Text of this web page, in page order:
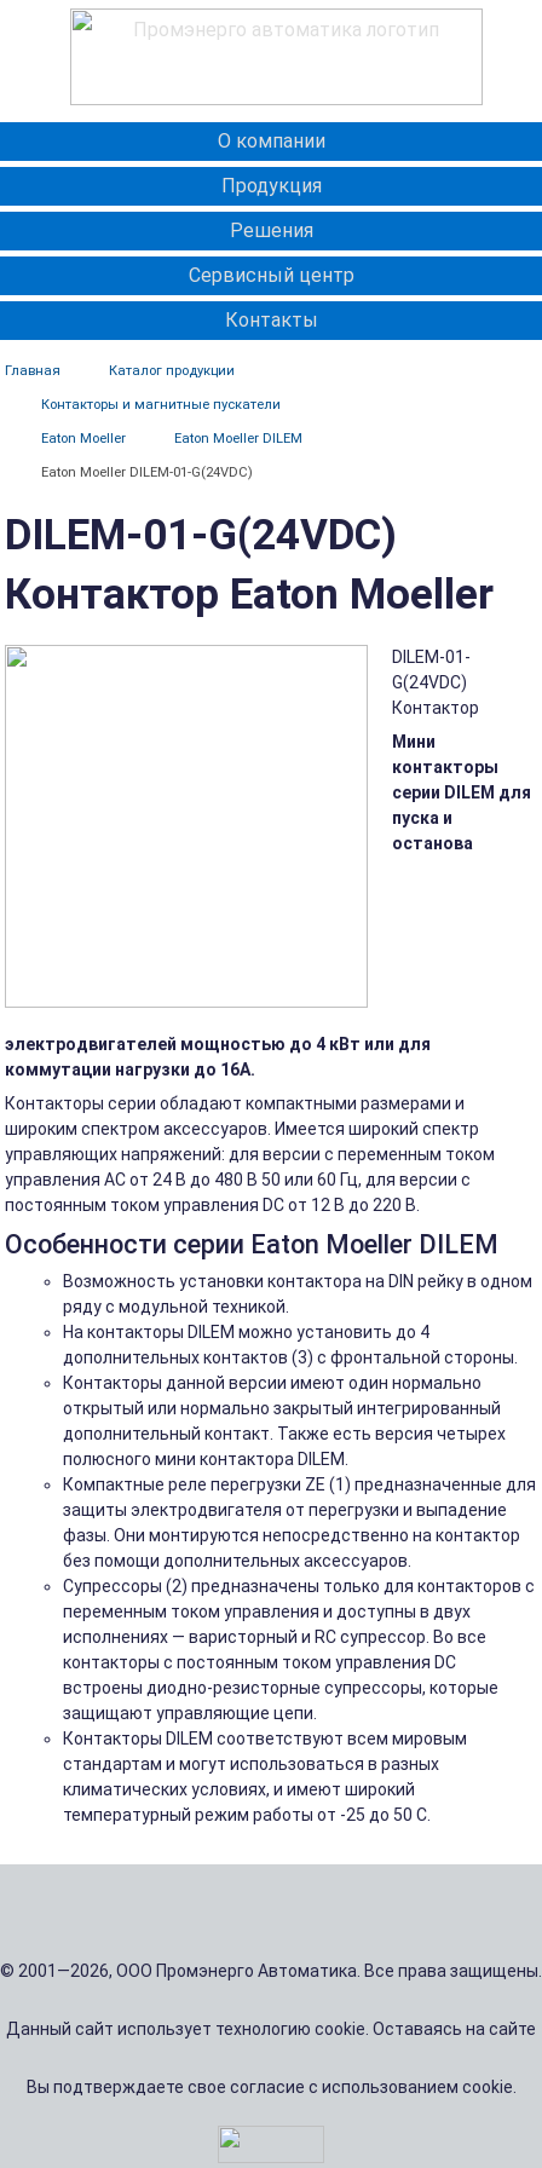
О компании
Продукция
Решения
Сервисный центр
Контакты
Главная Каталог продукции
Контакторы и магнитные пускатели
Eaton Moeller Eaton Moeller DILEM
Eaton Moeller DILEM-01-G(24VDC)
DILEM-01-G(24VDC)
Контактор Eaton Moeller
DILEM-01-
G(24VDC)
Контактор
Мини
контакторы
серии DILEM для
пуска и
останова
электродвигателей мощностью до 4 кВт или для
коммутации нагрузки до 16А.
Контакторы серии обладают компактными размерами и
широким спектром аксессуаров. Имеется широкий спектр
управляющих напряжений: для версии с переменным током
управления АС от 24 В до 480 В 50 или 60 Гц, для версии с
постоянным током управления DC от 12 В до 220 В.
Особенности серии Eaton Moeller DILEM
Возможность установки контактора на DIN рейку в одном
ряду с модульной техникой.
На контакторы DILEM можно установить до 4
дополнительных контактов (3) с фронтальной стороны.
Контакторы данной версии имеют один нормально
открытый или нормально закрытый интегрированный
дополнительный контакт. Также есть версия четырех
полюсного мини контактора DILEM.
Компактные реле перегрузки ZE (1) предназначенные для
защиты электродвигателя от перегрузки и выпадение
фазы. Они монтируются непосредственно на контактор
без помощи дополнительных аксессуаров.
Супрессоры (2) предназначены только для контакторов с
переменным током управления и доступны в двух
исполнениях — варисторный и RC супрессор. Во все
контакторы с постоянным током управления DC
встроены диодно-резисторные супрессоры, которые
защищают управляющие цепи.
Контакторы DILEM соответствуют всем мировым
стандартам и могут использоваться в разных
климатических условиях, и имеют широкий
температурный режим работы от -25 до 50 С.
© 2001—2026, ООО Промэнерго Автоматика. Все права защищены.
Данный сайт использует технологию cookie. Оставаясь на сайте
Вы подтверждаете свое согласие с использованием cookie.